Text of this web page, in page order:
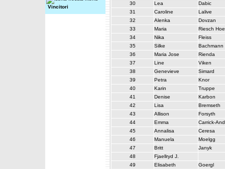
Vincitori
30
Lea
Dabic
31
Caroline
Lalive
32
Alenka
Dovzan
33
Maria
Riesch
34
Nika
Fleiss
35
Silke
Bachmann
36
Maria Jose
Rienda
37
Line
Viken
38
Genevieve
Simard
39
Petra
Knor
40
Karin
Truppe
41
Denise
Karbon
42
Lisa
Bremseth
43
Allison
Forsyth
44
Emma
Carrick-
45
Annalisa
Ceresa
46
Manuela
Moelgg
47
Britt
Janyk
48
Fjaellryd J.
49
Elisabeth
Goergl